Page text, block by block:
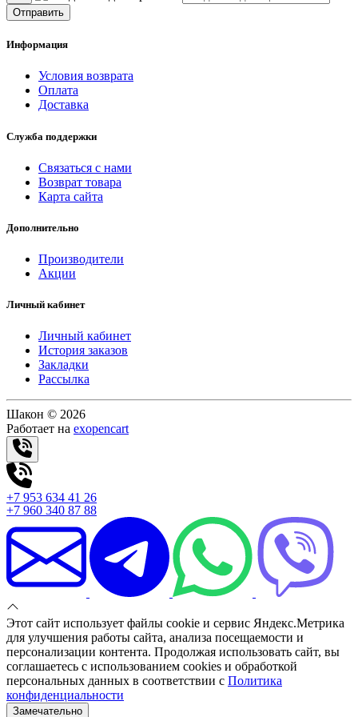
Отправить
Информация
Условия возврата
Оплата
Доставка
Служба поддержки
Связаться с нами
Возврат товара
Карта сайта
Дополнительно
Производители
Акции
Личный кабинет
Личный кабинет
История заказов
Закладки
Рассылка
Шакон © 2026
Работает на exopencart
+7 953 634 41 26
+7 960 340 87 88
Этот сайт использует файлы cookie и сервис Яндекс.Метрика
для улучшения работы сайта, анализа посещаемости и
персонализации контента. Продолжая использовать сайт, вы
соглашаетесь с использованием cookies и обработкой
персональных данных в соответствии с Политика
конфиденциальности
Замечательно